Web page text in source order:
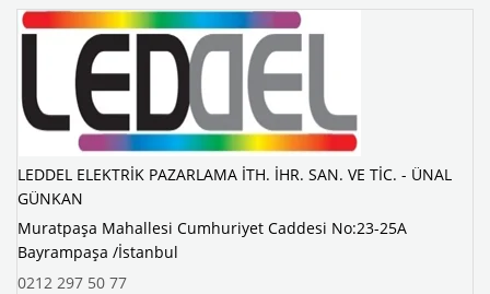
LEDDEL ELEKTRİK PAZARLAMA İTH. İHR. SAN. VE TİC. - ÜNAL
GÜNKAN
Muratpaşa Mahallesi Cumhuriyet Caddesi No:23-25A
Bayrampaşa /İstanbul
0212 297 50 77